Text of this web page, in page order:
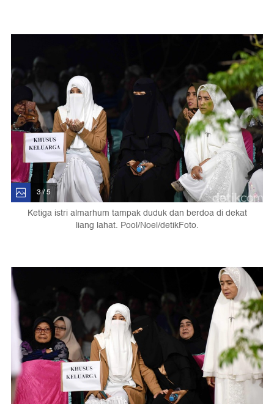
3 / 5
Ketiga istri almarhum tampak duduk dan berdoa di dekat
liang lahat. Pool/Noel/detikFoto.